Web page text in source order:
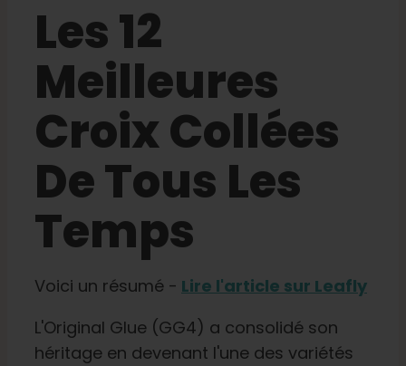
Semences féminisées
Graines Autoflower
Semences triploïdes
Graines de jardin
Presse
Les 12
Meilleures
Croix Collées
De Tous Les
Temps
Voici un résumé - Lire l'article sur Leafly
L'Original Glue (GG4) a consolidé son
héritage en devenant l'une des variétés